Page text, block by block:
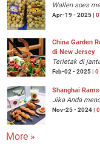
Wallen soes
Apr-19 - 2025 | 0
China Garden
di New Jersey
Terletak di
Feb-02 - 2025 | 0
Shanghai
Jika Anda
Nov-25 - 2024 |
More »